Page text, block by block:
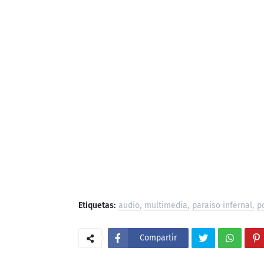
Etiquetas: audio multimedia paraiso infernal
Compartir